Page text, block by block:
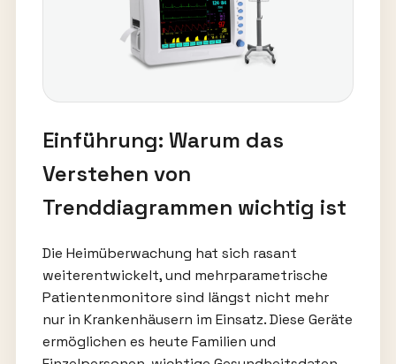
Einführung: Warum das
Verstehen von
Trenddiagrammen wichtig ist
Die Heimüberwachung hat sich rasant
weiterentwickelt, und mehrparametrische
Patientenmonitore sind längst nicht mehr
nur in Krankenhäusern im Einsatz. Diese Geräte
ermöglichen es heute Familien und